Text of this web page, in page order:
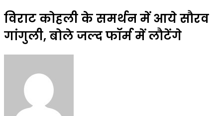
विराट कोहली के समर्थन में आये सौरव
गांगुली, बोले जल्द फॉर्म में लौटेंगे